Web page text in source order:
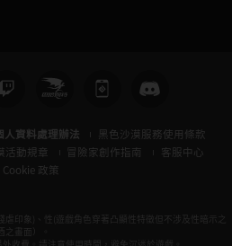
人資料處理辦法
黑色沙漠服務使用條款
活動規章 冒險家創作指南
客服中心
Cookie 政策
虐印象)、性(遊戲角色穿著凸顯性特徵但不涉及性暗示之
畫面）。